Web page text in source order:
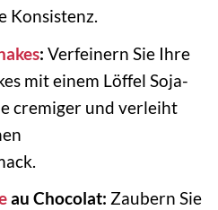
Konsistenz.
: Verfeinern Sie Ihre
mit einem Löffel Soja-
cremiger und verleiht
au Chocolat: Zaubern Sie